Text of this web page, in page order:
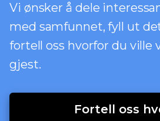
Vi ønsker å dele
med samfunnet, fyll ut
fortell oss hvorfor du
gjest.
Fortell oss